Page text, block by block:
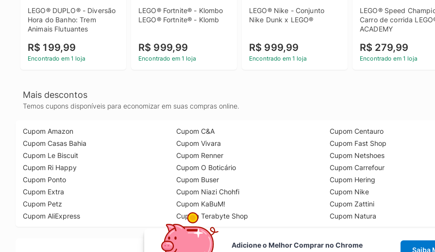
LEGO® DUPLO® - Diversão
Hora do Banho: Trem
Animais Flutuantes
R$ 199,99
Encontrado em 1 loja
LEGO® Fortnite® - Klombo
LEGO® Fortnite® - Klomb
R$ 999,99
Encontrado em 1 loja
LEGO® Nike - Conjunto
Nike Dunk x LEGO®
R$ 999,99
Encontrado em 1 loja
LEGO® Speed
Carro de corrida
ACADEMY
R$ 279,99
Encontrado em 1 loja
Mais descontos
Temos cupons disponíveis para economizar em suas compras online.
Cupom Amazon
Cupom Casas Bahia
Cupom Le Biscuit
Cupom Ri Happy
Cupom Ponto
Cupom Extra
Cupom Petz
Cupom AliExpress
Cupom C&A
Cupom Vivara
Cupom Renner
Cupom O Boticário
Cupom Buser
Cupom Niazi Chohfi
Cupom KaBuM!
Cupom Terabyte Shop
Cupom Centauro
Cupom Fast Shop
Cupom Netshoes
Cupom Carrefour
Cupom Hering
Cupom Nike
Cupom Zattini
Cupom Natura
Adicione o Melhor Comprar no Chrome
Saiba